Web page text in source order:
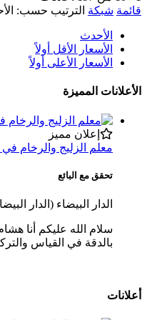
قائمة شبكة الترتيب حسب:
الأحدث
الأسعار الأقل أولاً
الأسعار الأعلى أولاً
الأعلانات المميزة
إعلان مميز
معلم الزليج والرخام في الدار
تحقق مع البائع
الدار البيضاء (الدار
سلام الله عليكم أنا
بالدقة في القياس
أعلانات